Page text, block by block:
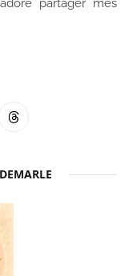
Threads